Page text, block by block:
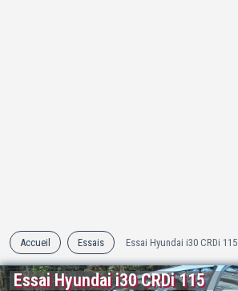
Accueil Essais Essai Hyundai i30 CRDi 115
Essai Hyundai i30 CRDi 115